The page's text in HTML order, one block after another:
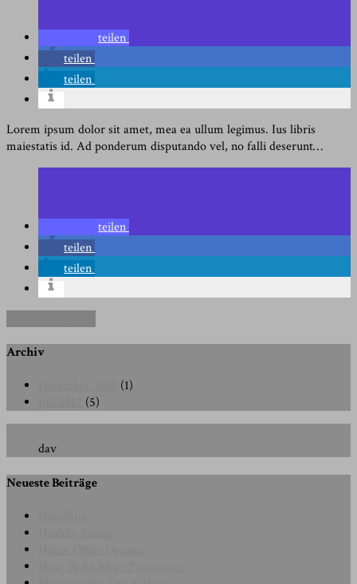
teilen
teilen
teilen
Lorem ipsum dolor sit amet, mea ea ullum legimus. Ius libris
maiestatis id. Ad ponderum disputando vel, no falli deserunt…
teilen
teilen
teilen
Archiv
(1)
(5)
dav
Neueste Beiträge